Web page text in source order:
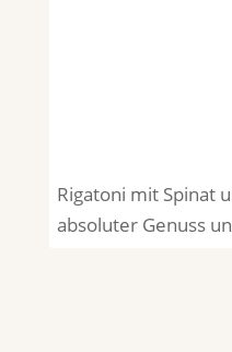
Rigatoni mit Spinat
absoluter Genuss